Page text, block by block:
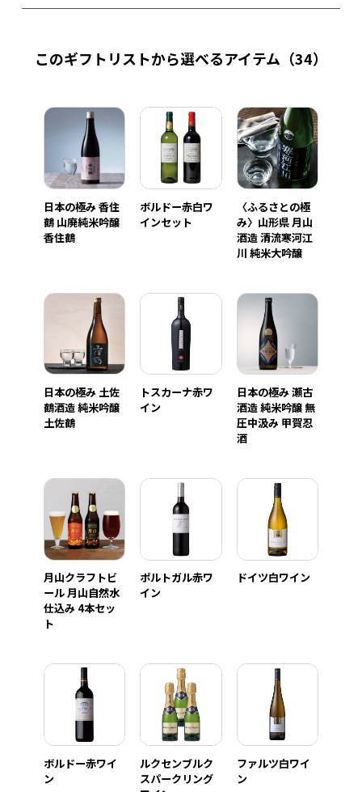
このギフトリストから選べるアイテム （34）
日本の極み 香住
鶴 山廃純米吟醸
香住鶴
ボルドー赤白ワ
インセット
〈ふるさとの極
み〉山形県 月山
酒造 清流寒河江
川 純米大吟醸
日本の極み 土佐
鶴酒造 純米吟醸
土佐鶴
トスカーナ赤ワ
イン
日本の極み 瀬古
酒造 純米吟醸 無
圧中汲み 甲賀忍
酒
月山クラフトビ
ール 月山自然水
仕込み 4本セッ
ト
ポルトガル赤ワ
イン
ドイツ白ワイン
ボルドー赤ワイ
ン
ルクセンブルク
スパークリング
ファルツ白ワイ
ン